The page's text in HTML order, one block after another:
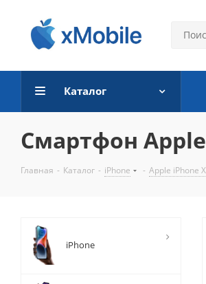
Каталог
Смартфон Apple
Главная - Каталог - iPhone - Apple iPhone
iPhone